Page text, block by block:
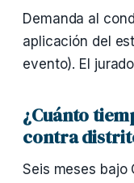
Demanda al
aplicación del
evento). El
¿Cuánto
contra
Seis meses bajo